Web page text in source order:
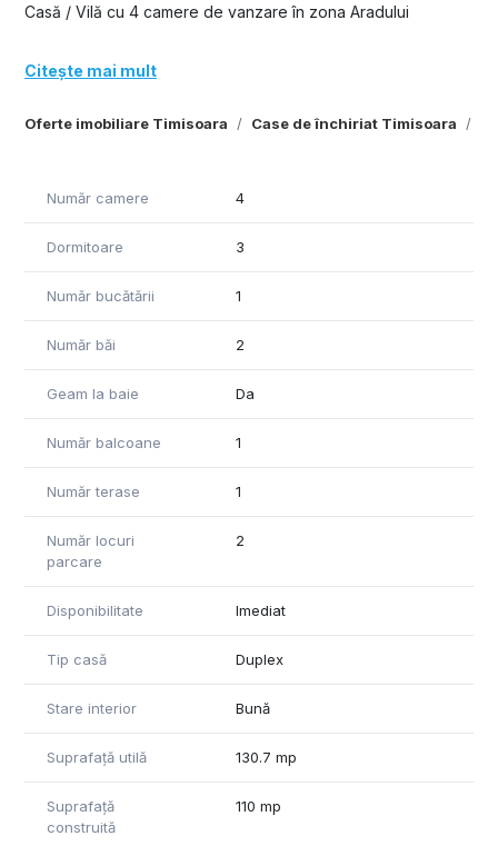
Oferte imobiliare Timisoara Case de închiriat Timisoara
Casă / Vilă cu 4 camere de vanzare în zona Aradului
Citește mai mult
Număr camere 4
Dormitoare 3
Număr bucătării 1
Număr băi 2
Geam la baie Da
Număr balcoane 1
Număr terase 1
Număr locuri
parcare
2
Disponibilitate Imediat
Tip casă Duplex
Stare interior Bună
Suprafață utilă 130.7 mp
Suprafață
construită
110 mp